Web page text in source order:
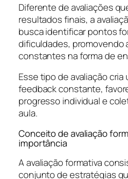
Diferente de avaliações
resultados finais, a
busca identificar pontos
dificuldades, promovendo
constantes na forma de
Esse tipo de avaliação
feedback constante,
progresso individual e
aula.
Conceito de avaliação
importância
A avaliação formativa
conjunto de estratégias